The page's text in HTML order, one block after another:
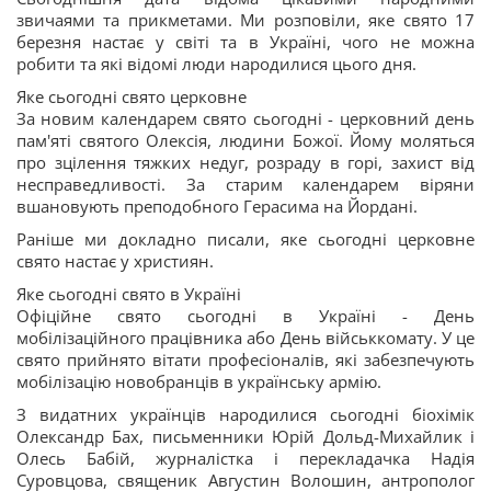
звичаями та прикметами. Ми розповіли, яке свято 17
березня настає у світі та в Україні, чого не можна
робити та які відомі люди народилися цього дня.
Яке сьогодні свято церковне
За новим календарем свято сьогодні - церковний день
пам'яті святого Олексія, людини Божої. Йому моляться
про зцілення тяжких недуг, розраду в горі, захист від
несправедливості. За старим календарем віряни
вшановують преподобного Герасима на Йордані.
Раніше ми докладно писали, яке сьогодні церковне
свято настає у християн.
Яке сьогодні свято в Україні
Офіційне свято сьогодні в Україні - День
мобілізаційного працівника або День військкомату. У це
свято прийнято вітати професіоналів, які забезпечують
мобілізацію новобранців в українську армію.
З видатних українців народилися сьогодні біохімік
Олександр Бах, письменники Юрій Дольд-Михайлик і
Олесь Бабій, журналістка і перекладачка Надія
Суровцова, священик Августин Волошин, антрополог